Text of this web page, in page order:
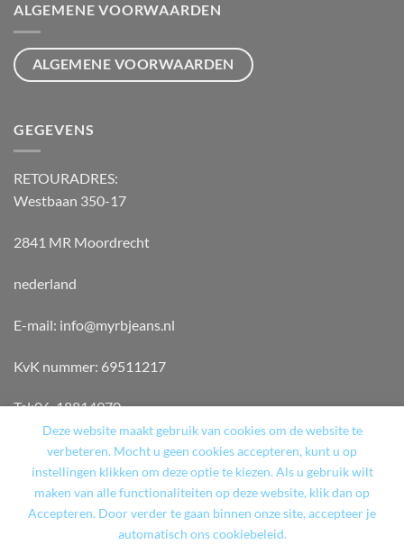
ALGEMENE VOORWAARDEN
ALGEMENE VOORWAARDEN
GEGEVENS
RETOURADRES:
Westbaan 350-17
2841 MR Moordrecht
nederland
E-mail: info@myrbjeans.nl
KvK nummer: 69511217
Tel:06-18814970
TERUGBETAAL- EN RETOURNERINGSBELEID
ALGEMENE VOORWAARDEN
CART CONTACT
Deze website maakt gebruik van cookies om de website te
verbeteren. Mocht u geen cookies accepteren, kunt u op
instellingen klikken om deze optie te kiezen. Als u gebruik wilt
maken van alle functionaliteiten op deze website, klik dan op
Accepteren. Door verder te gaan binnen onze site, accepteer je
automatisch ons cookiebeleid.